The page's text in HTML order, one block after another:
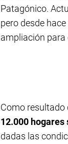
Patagónico.
pero desde
ampliación para
Como resultado
12.000
dadas las